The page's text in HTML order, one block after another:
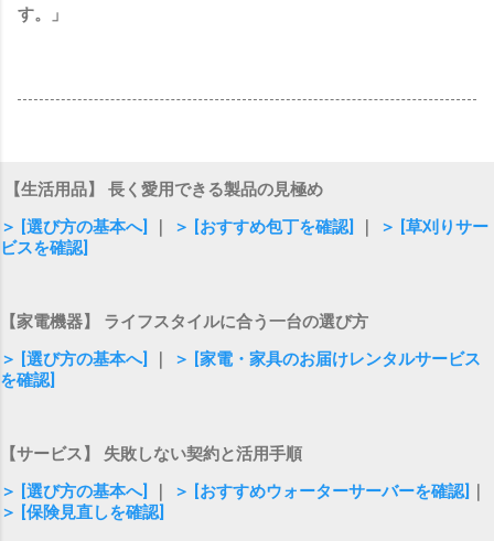
す。」
【生活用品】 長く愛用できる製品の見極め
＞ [選び方の基本へ]
＞ [おすすめ包丁を確認]
＞ [草刈りサー
ビスを確認]
【家電機器】 ライフスタイルに合う一台の選び方
＞ [選び方の基本へ]
＞ [家電・家具のお届けレンタルサービス
を確認]
【サービス】 失敗しない契約と活用手順
＞ [選び方の基本へ]
＞ [おすすめウォーターサーバーを確認]
＞ [保険見直しを確認]